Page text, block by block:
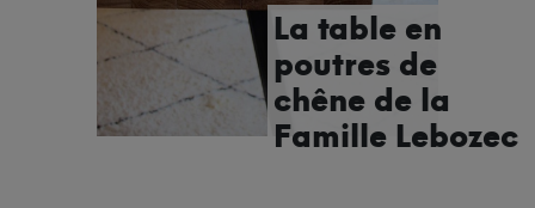
La table en
poutres de
chêne de la
Famille Lebozec